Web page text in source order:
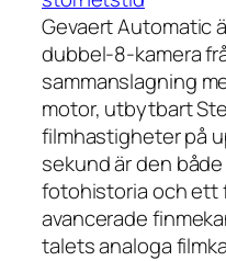
Gevaert Automatic
dubbel-8-kamera
sammanslagning
motor, utbytbart
filmhastigheter på
sekund är den
fotohistoria och ett
avancerade
talets analoga